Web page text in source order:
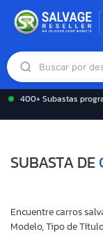
400+ Subastas
SUBASTA DE
Encuentre carros
Modelo, Tipo de